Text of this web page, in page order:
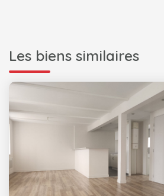
Les biens similaires